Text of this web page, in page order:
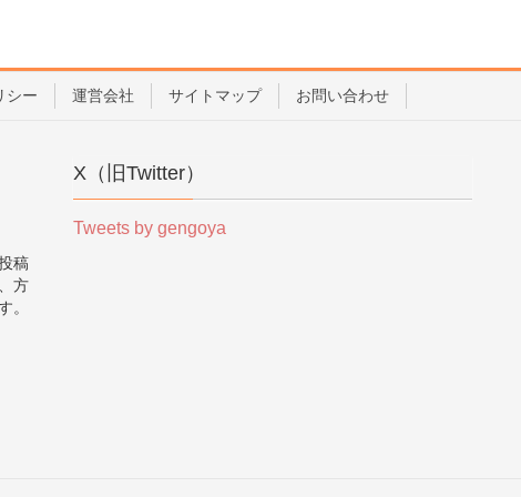
シー 運営会社 サイトマップ お問い合わせ
稿
方
。
X（旧Twitter）
Tweets by gengoya